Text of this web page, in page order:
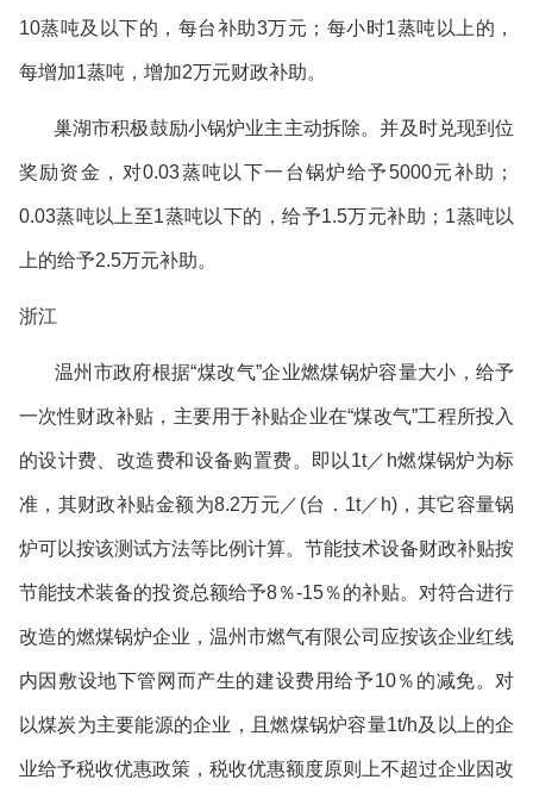
10蒸吨及以下的，每台补助3万元；每小时1蒸吨以上的，
每增加1蒸吨，增加2万元财政补助。
巢湖市积极鼓励小锅炉业主主动拆除。并及时兑现到位
奖励资金，对0.03蒸吨以下一台锅炉给予5000元补助；
0.03蒸吨以上至1蒸吨以下的，给予1.5万元补助； 1蒸吨以
上的给予2.5万元补助。
浙江
温州市政府根据“煤改气”企业燃煤锅炉容量大小，给予
一次性财政补贴，主要用于补贴企业在“煤改气”工程所投入
的设计费、改造费和设备购置费。即以 1t／ h燃煤锅炉为标
准，其财政补贴金额为8.2万元／ (台． 1t／ h)，其它容量锅
炉可以按该测试方法等比例计算。节能技术设备财政补贴按
节能技术装备的投资总额给予8％-15％的补贴。对符合进行
改造的燃煤锅炉企业，温州市燃气有限公司应按该企业红线
内因敷设地下管网而产生的建设费用给予10％的减免。对
以煤炭为主要能源的企业，且燃煤锅炉容量1t/h及以上的企
业给予税收优惠政策，税收优惠额度原则上不超过企业因改